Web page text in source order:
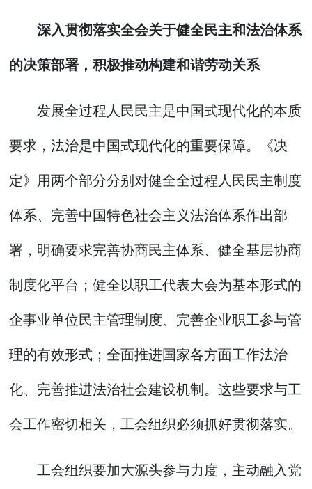
深入贯彻落实全会关于健全民主和法治体系
的决策部署，积极推动构建和谐劳动关系
发展全过程人民民主是中国式现代化的本质
要求，法治是中国式现代化的重要保障。《决
定》用两个部分分别对健全全过程人民民主制度
体系、完善中国特色社会主义法治体系作出部
署，明确要求完善协商民主体系、健全基层协商
制度化平台；健全以职工代表大会为基本形式的
企事业单位民主管理制度、完善企业职工参与管
理的有效形式；全面推进国家各方面工作法治
化、完善推进法治社会建设机制。这些要求与工
会工作密切相关，工会组织必须抓好贯彻落实。
工会组织要加大源头参与力度，主动融入党